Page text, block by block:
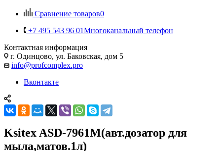
Сравнение товаров0
+7 495 543 96 01Многоканальный телефон
Контактная информация
г. Одинцово, ул. Баковская, дом 5
info@profcomplex.pro
Вконтакте
Ksitex ASD-7961М(авт.дозатор для
мыла,матов.1л)